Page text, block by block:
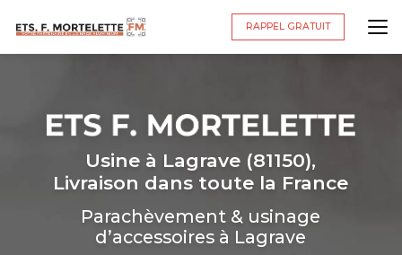
principal
RAPPEL GRATUIT
Usine à Lagrave (81150),
Livraison dans toute la France
Parachèvement & usinage
d’accessoires à Lagrave